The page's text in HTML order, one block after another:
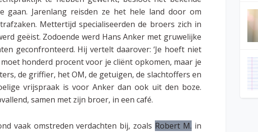
gaan. Jarenlang reisden ze het hele land door om
Mettertijd specialiseerden de broers zich in
geëist. Zodoende werd Hans Anker met gruwelijke
geconfronteerd. Hij vertelt daarover: ‘Je hoeft niet
honderd procent voor je cliënt opkomen, maar je
de griffier, het OM, de getuigen, de slachtoffers en
vrijspraak is voor Anker dan ook uit den boze.
samen met zijn broer, in een café.
vaak omstreden verdachten bij, zoals Robert M. in